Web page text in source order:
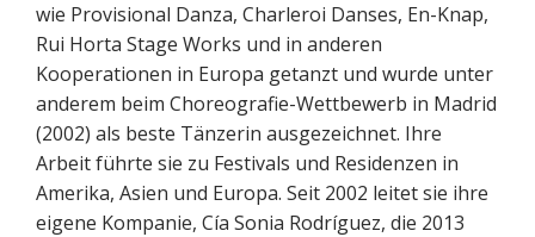
wie Provisional Danza, Charleroi Danses, En-Knap,
Rui Horta Stage Works und in anderen
Kooperationen in Europa getanzt und wurde unter
anderem beim Choreografie-Wettbewerb in Madrid
(2002) als beste Tänzerin ausgezeichnet. Ihre
Arbeit führte sie zu Festivals und Residenzen in
Amerika, Asien und Europa. Seit 2002 leitet sie ihre
eigene Kompanie, Cía Sonia Rodríguez, die 2013